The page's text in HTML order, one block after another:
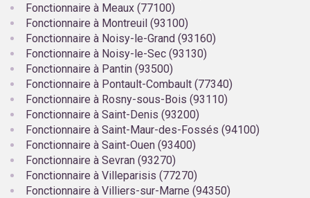
Fonctionnaire à Meaux (77100)
Fonctionnaire à Montreuil (93100)
Fonctionnaire à Noisy-le-Grand (93160)
Fonctionnaire à Noisy-le-Sec (93130)
Fonctionnaire à Pantin (93500)
Fonctionnaire à Pontault-Combault (77340)
Fonctionnaire à Rosny-sous-Bois (93110)
Fonctionnaire à Saint-Denis (93200)
Fonctionnaire à Saint-Maur-des-Fossés (94100)
Fonctionnaire à Saint-Ouen (93400)
Fonctionnaire à Sevran (93270)
Fonctionnaire à Villeparisis (77270)
Fonctionnaire à Villiers-sur-Marne (94350)